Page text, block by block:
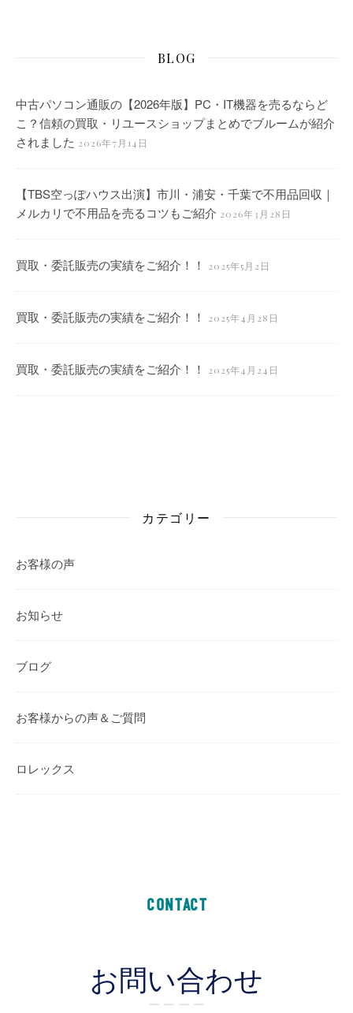
BLOG
中古パソコン通販の【2026年版】PC・IT機器を売るならど
こ？信頼の買取・リユースショップまとめでブルームが紹介
されました 2026年7月14日
【TBS空っぽハウス出演】市川・浦安・千葉で不用品回収｜
メルカリで不用品を売るコツもご紹介 2026年3月28日
買取・委託販売の実績をご紹介！！ 2025年5月2日
買取・委託販売の実績をご紹介！！ 2025年4月28日
買取・委託販売の実績をご紹介！！ 2025年4月24日
カテゴリー
お客様の声
お知らせ
ブログ
お客様からの声＆ご質問
ロレックス
CONTACT
お問い合わせ
ー ー ー ー